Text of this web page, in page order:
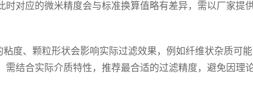
对应的微米精度会与标准换算值略有差异，需以厂家提
度、颗粒形状会影响实际过滤效果，例如纤维状杂质可
需结合实际介质特性，推荐最合适的过滤精度，避免因理